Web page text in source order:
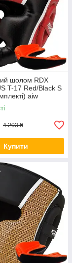
шолом RDX
T-17 Red/Black S
aiw
4 203 ₴
Купити